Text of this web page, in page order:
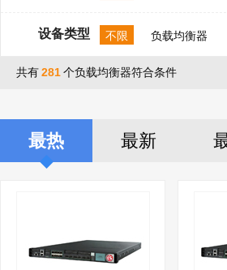
设备类型 不限 负载均衡器
共有281个负载均衡器符合条件
最热 最新